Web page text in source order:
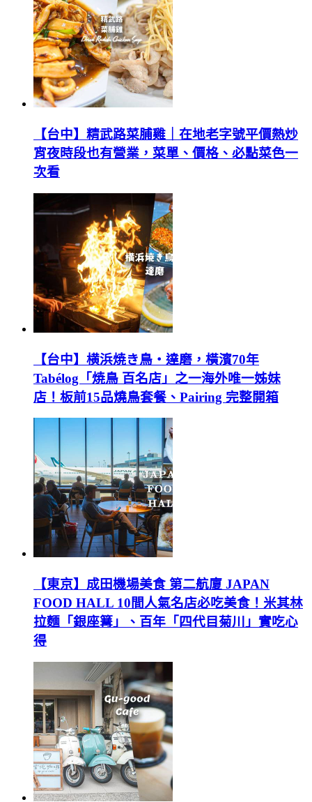
【台中】精武路菜脯雞｜在地老字號平價熱炒
宵夜時段也有營業，菜單、價格、必點菜色一
次看
【台中】横浜焼き鳥‧達磨，橫濱70年
Tabélog「焼鳥 百名店」之一海外唯一姊妹
店！板前15品燒鳥套餐、Pairing 完整開箱
【東京】成田機場美食 第二航廈 JAPAN
FOOD HALL 10間人氣名店必吃美食！米其林
拉麵「銀座篝」、百年「四代目菊川」實吃心
得